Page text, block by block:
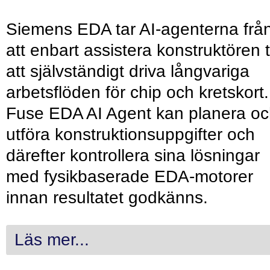
Siemens EDA tar AI-agenterna
att enbart assistera konstruktören
att självständigt driva långvariga
arbetsflöden för chip och kretskort.
Fuse EDA AI Agent kan planera
utföra konstruktionsuppgifter och
därefter kontrollera sina lösningar
med fysikbaserade EDA-motorer
innan resultatet godkänns.
Läs mer...